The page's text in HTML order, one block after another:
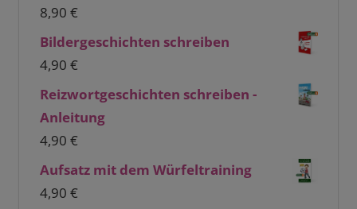
8,90 €
Bildergeschichten schreiben
4,90 €
Reizwortgeschichten schreiben -
Anleitung
4,90 €
Aufsatz mit dem Würfeltraining
4,90 €